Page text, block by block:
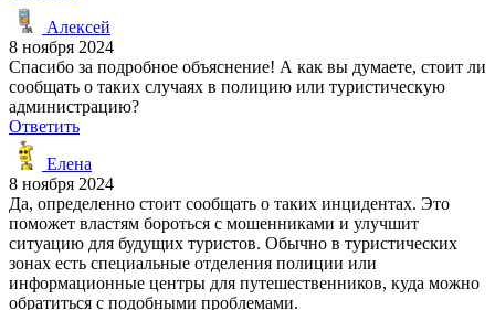
Алексей
8 ноября 2024
Спасибо за подробное объяснение! А как вы думаете, стоит ли
сообщать о таких случаях в полицию или туристическую
администрацию?
Ответить
Елена
8 ноября 2024
Да, определенно стоит сообщать о таких инцидентах. Это
поможет властям бороться с мошенниками и улучшит
ситуацию для будущих туристов. Обычно в туристических
зонах есть специальные отделения полиции или
информационные центры для путешественников, куда можно
обратиться с подобными проблемами.